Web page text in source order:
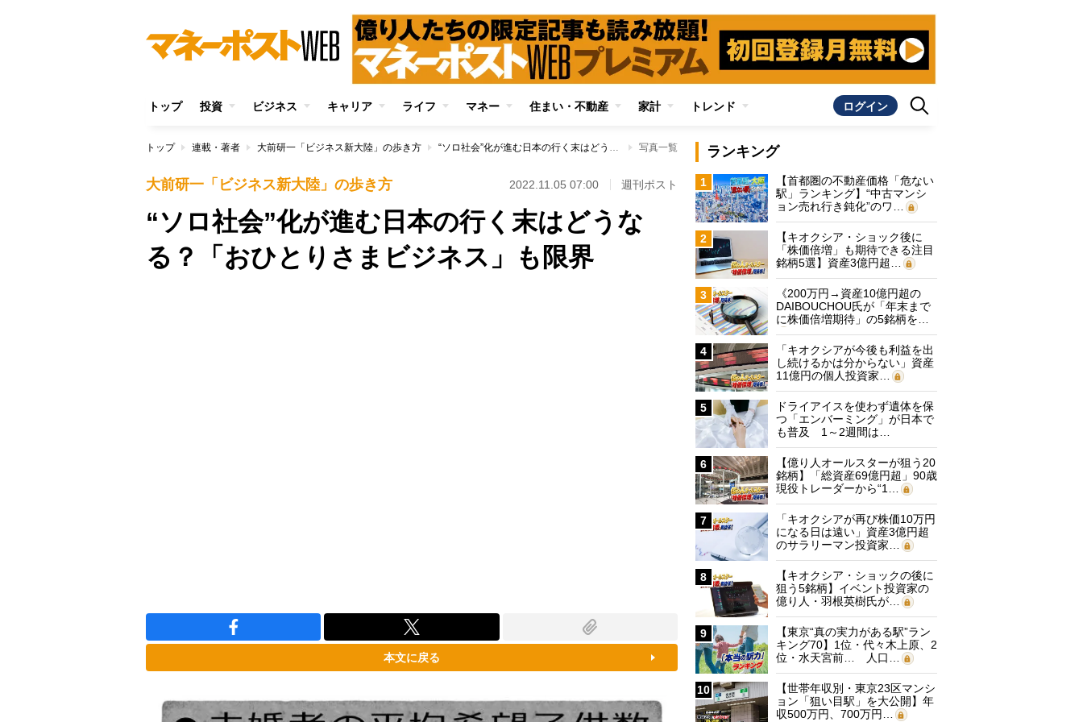
トップ 投資 ビジネス キャリア ライフ マネー 住まい・不動産 家計 トレンド ログイン
トップ 連載・著者 大前研一「ビジネス新大陸」の歩き方 “ソロ社会”化が進む日本の行く末はどうなる？「おひとりさまビジネス」も限界 写真一覧
大前研一「ビジネス新大陸」の歩き方 2022.11.05 07:00 週刊ポスト
“ソロ社会”化が進む日本の行く末はどうな
る？「おひとりさまビジネス」も限界
本文に戻る
ランキング
1
【首都圏の不動産価格「危ない
駅」ランキング】“中古マンシ
ョン売れ行き鈍化”のワ…
2
【キオクシア・ショック後に
「株価倍増」も期待できる注目
銘柄5選】資産3億円超…
3
《200万円→資産10億円超の
DAIBOUCHOU氏が「年末まで
に株価倍増期待」の5銘柄を…
4
「キオクシアが今後も利益を出
し続けるかは分からない」資産
11億円の個人投資家…
5
ドライアイスを使わず遺体を保
つ「エンバーミング」が日本で
も普及 1～2週間は…
6
【億り人オールスターが狙う20
銘柄】「総資産69億円超」90歳
現役トレーダーから“1…
7
「キオクシアが再び株価10万円
になる日は遠い」資産3億円超
のサラリーマン投資家…
8
【キオクシア・ショックの後に
狙う5銘柄】イベント投資家の
億り人・羽根英樹氏が…
9
【東京“真の実力がある駅”ラン
キング70】1位・代々木上原、2
位・水天宮前… 人口…
10
【世帯年収別・東京23区マンシ
ョン「狙い目駅」を大公開】年
収500万円、700万円…